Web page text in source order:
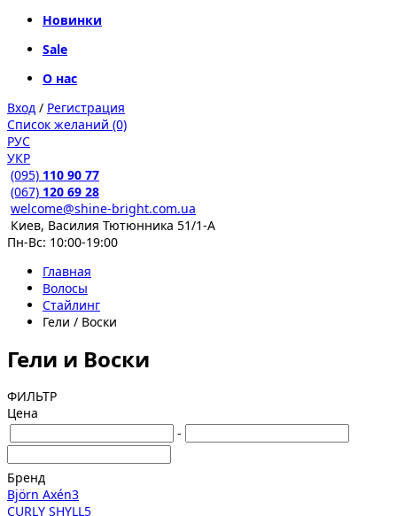
Новинки
Sale
О нас
Вход / Регистрация
Список желаний (0)
РУС
УКР
(095) 110 90 77
(067) 120 69 28
welcome@shine-bright.com.ua
Киев, Василия Тютюнника 51/1-А
Пн-Вс: 10:00-19:00
Главная
Волосы
Стайлинг
Гели / Воски
Гели и Воски
ФИЛЬТР
Цена
-
Бренд
Björn Axén3
CURLY SHYLL5